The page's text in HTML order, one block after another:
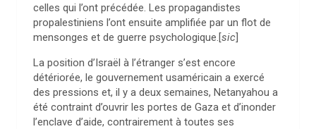
celles qui l’ont précédée. Les propagandistes
propalestiniens l’ont ensuite amplifiée par un flot de
mensonges et de guerre psychologique.[sic]
La position d’Israël à l’étranger s’est encore
détériorée, le gouvernement usaméricain a exercé
des pressions et, il y a deux semaines, Netanyahou a
été contraint d’ouvrir les portes de Gaza et d’inonder
l’enclave d’aide, contrairement à toutes ses